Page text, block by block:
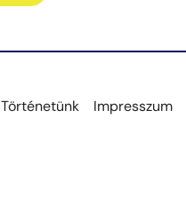
Történetünk Impresszum